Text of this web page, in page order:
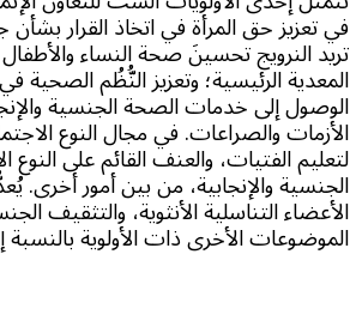
في تعزيز حق المرأة في اتخاذ القرار
تريد النرويج تحسينَ صحة النساء
المعدية الرئيسية؛ وتعزيز النُّظُم الصحية
الوصول إلى خدمات الصحة الجنسية
الأزمات والصراعات. في مجال النوع
لتعليم الفتيات، والعنف القائم على
الجنسية والإنجابية، من بين أمور أخرى.
الأعضاء التناسلية الأنثوية، والتثقيف
الموضوعات الأخرى ذات الأولوية بالنسبة